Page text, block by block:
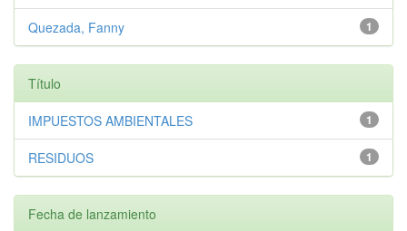
1
Quezada, Fanny
Título
1
IMPUESTOS AMBIENTALES
1
RESIDUOS
Fecha de lanzamiento